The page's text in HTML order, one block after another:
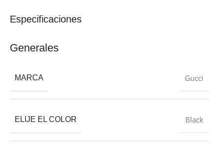
Especificaciones
Generales
MARCA Gucci
ELIJE EL COLOR Black